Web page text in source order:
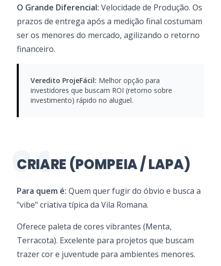
O Grande Diferencial: Velocidade de Produção. Os
prazos de entrega após a medição final costumam
ser os menores do mercado, agilizando o retorno
financeiro.
Veredito ProjeFácil: Melhor opção para
investidores que buscam ROI (retorno sobre
investimento) rápido no aluguel.
04
CRIARE (POMPEIA / LAPA)
Para quem é: Quem quer fugir do óbvio e busca a
"vibe" criativa típica da Vila Romana.
Oferece paleta de cores vibrantes (Menta,
Terracota). Excelente para projetos que buscam
trazer cor e juventude para ambientes menores.